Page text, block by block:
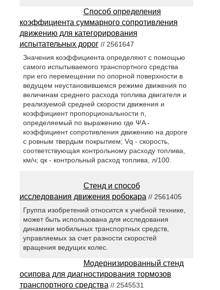
Способ определения
коэффициента суммарного сопротивления
движению для категорирования
испытательных дорог// 2561647
Значения коэффициента определяют с помощью
самого испытываемого транспортного средства
при его перемещении по опорной поверхности в
ведущем неустановившемся режиме движения по
величинам среднего расхода топлива двигателя и
реализуемой средней скорости движения и
коэффициент пропорциональности n,
определяемый по выражению где ΨA -
коэффициент сопротивления движению на дороге
с ровным твердым покрытием; Vq - скорость,
соответствующая контрольному расходу топлива,
км/ч; qк - контрольный расход топлива, л/100.
Стенд и способ
исследования движения робокара // 2561405
Группа изобретений относится к учебной технике,
может быть использована для исследования
динамики мобильных транспортных средств,
управляемых за счет разности скоростей
вращения ведущих колес.
Модернизированный стенд
осипова для диагностирования тормозов
транспортного средства // 2545531